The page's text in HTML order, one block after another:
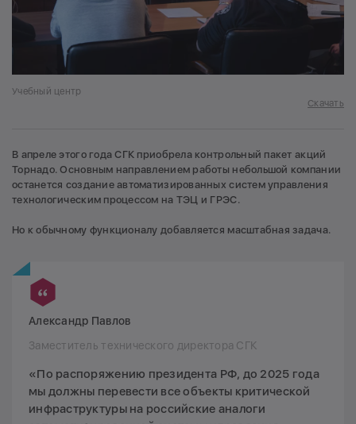
Учебный центр
Скачать
В апреле этого года СГК приобрела контрольный пакет акций
Торнадо. Основным направлением работы небольшой компании
останется создание автоматизированных систем управления
технологическим процессом на ТЭЦ и ГРЭС.
Но к обычному функционалу добавляется масштабная задача.
Александр Павлов
Заместитель технического директора СГК
«По распоряжению президента РФ, до 2025 года
мы должны перевести все объекты критической
инфраструктуры на российские аналоги